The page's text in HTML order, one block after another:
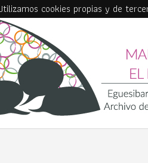
cookies propias y de